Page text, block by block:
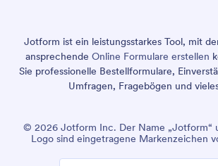
Jotform ist ein leistungsstarkes Tool, mit
ansprechende Online Formulare erstellen
Sie professionelle Bestellformulare,
Umfragen, Fragebögen und
© 2026 Jotform Inc. Der Name „Jotform“
Logo sind eingetragene Markenzeichen